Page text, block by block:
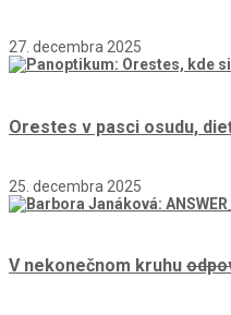
27. decembra 2025
Orestes v pasci osudu,
25. decembra 2025
V nekonečnom kruhu